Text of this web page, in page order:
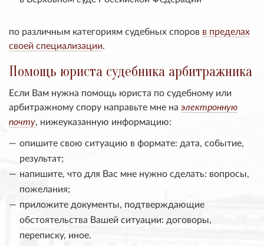
по различным категориям судебных споров в пределах
своей специализации
Помощь юриста судебника арбитражника
Если Вам нужна помощь юриста по судебному или
арбитражному спору направьте мне на электронную
почту , нижеуказанную информацию:
опишите свою ситуацию в формате: дата, событие,
результат;
напишите, что для Вас мне нужно сделать: вопросы,
пожелания;
приложите документы, подтверждающие
обстоятельства Вашей ситуации: договоры,
переписку, иное.